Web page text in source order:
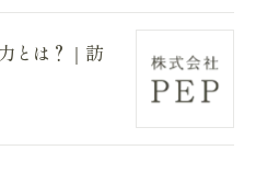
とは？｜訪